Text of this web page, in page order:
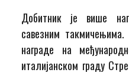
Добитник је више
савезним такмичењима.
награде на
италијанском граду